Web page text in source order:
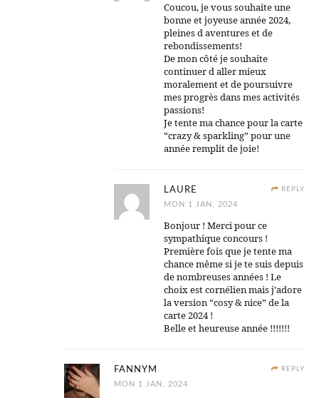
Coucou, je vous souhaite une
bonne et joyeuse année 2024,
pleines d aventures et de
rebondissements!
De mon côté je souhaite
continuer d aller mieux
moralement et de poursuivre
mes progrès dans mes activités
passions!
Je tente ma chance pour la carte
“crazy & sparkling” pour une
année remplit de joie!
REPLY
LAURE
MON 1 JAN, 2024
Bonjour ! Merci pour ce
sympathique concours !
Première fois que je tente ma
chance même si je te suis depuis
de nombreuses années ! Le
choix est cornélien mais j’adore
la version “cosy & nice” de la
carte 2024 !
Belle et heureuse année !!!!!!!
REPLY
FANNYM
MON 1 JAN, 2024